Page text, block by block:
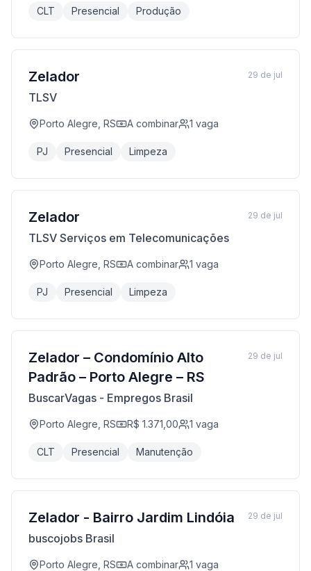
CLT Presencial Produção
Zelador
TLSV
Porto Alegre, RS A combinar 1 vaga
PJ Presencial Limpeza
29 de jul
Zelador
TLSV Serviços em Telecomunicações
Porto Alegre, RS A combinar 1 vaga
PJ Presencial Limpeza
29 de jul
Zelador – Condomínio Alto
Padrão – Porto Alegre – RS
BuscarVagas - Empregos Brasil
Porto Alegre, RS R$ 1.371,00 1 vaga
CLT Presencial Manutenção
29 de jul
Zelador - Bairro Jardim Lindóia
buscojobs Brasil
Porto Alegre, RS A combinar 1 vaga
29 de jul